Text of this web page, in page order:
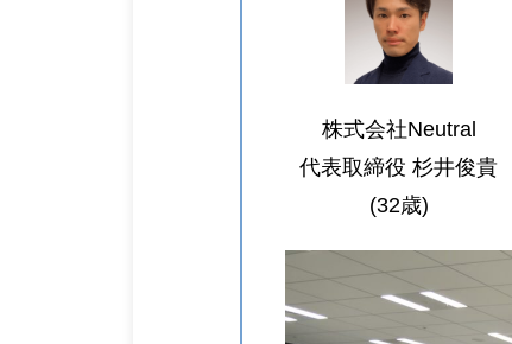
株式会社Neutral
代表取締役 杉井俊貴
(32歳)